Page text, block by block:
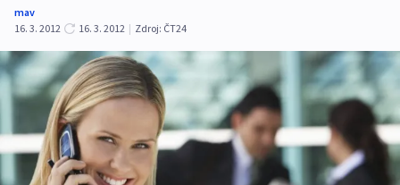
mav
16. 3. 2012
16. 3. 2012 | Zdroj: ČT24